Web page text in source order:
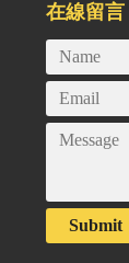
在線留言
Submit